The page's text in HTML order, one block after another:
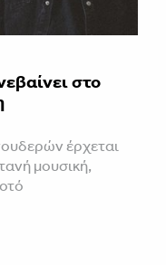
στο
έρχεται
μουσική,